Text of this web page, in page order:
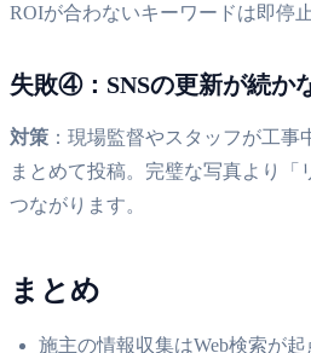
ROIが合わないキーワードは即停止
失敗④：SNSの更新が続か
対策 ：現場監督やスタッフが工
まとめて投稿。完璧な写真より「
つながります。
まとめ
施主の情報収集はWeb検索が